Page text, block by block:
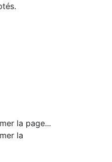
la page...
la